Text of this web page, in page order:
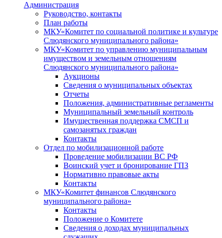
Администрация
Руководство, контакты
План работы
МКУ«Комитет по социальной политике и культуре
Слюдянского муниципального района»
МКУ«Комитет по управлению муниципальным
имуществом и земельным отношениям
Слюдянского муниципального района»
Аукционы
Сведения о муниципальных объектах
Отчеты
Положения, административные регламенты
Муниципальный земельный контроль
Имущественная поддержка СМСП и
самозанятых граждан
Контакты
Отдел по мобилизационной работе
Проведение мобилизации ВС РФ
Воинский учет и бронирование ГПЗ
Нормативно правовые акты
Контакты
МКУ«Комитет финансов Слюдянского
муниципального района»
Контакты
Положение о Комитете
Сведения о доходах муниципальных